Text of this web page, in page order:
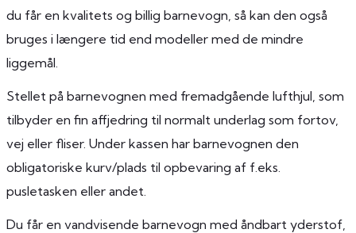
du får en kvalitets og billig barnevogn, så kan den også
bruges i længere tid end modeller med de mindre
liggemål.
Stellet på barnevognen med fremadgående lufthjul, som
tilbyder en fin affjedring til normalt underlag som fortov,
vej eller fliser. Under kassen har barnevognen den
obligatoriske kurv/plads til opbevaring af f.eks.
pusletasken eller andet.
Du får en vandvisende barnevogn med åndbart yderstof,